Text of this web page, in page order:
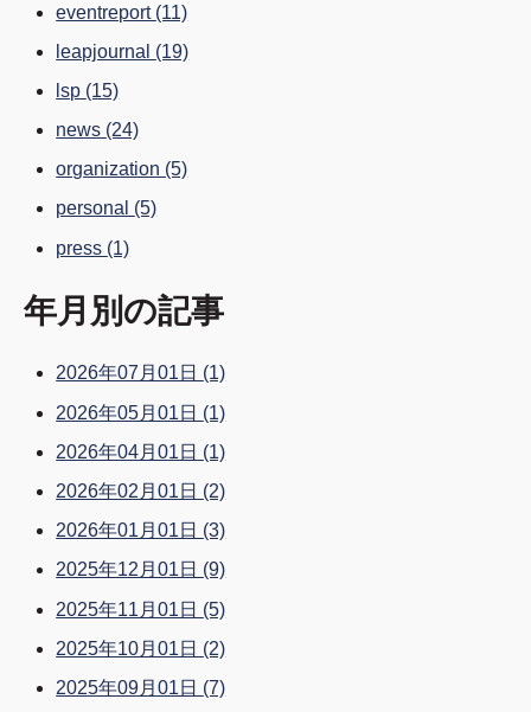
eventreport (11)
leapjournal (19)
lsp (15)
news (24)
organization (5)
personal (5)
press (1)
年月別の記事
2026年07月01日 (1)
2026年05月01日 (1)
2026年04月01日 (1)
2026年02月01日 (2)
2026年01月01日 (3)
2025年12月01日 (9)
2025年11月01日 (5)
2025年10月01日 (2)
2025年09月01日 (7)